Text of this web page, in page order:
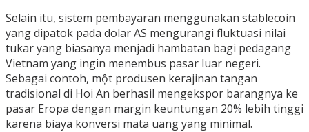
Selain itu, sistem pembayaran menggunakan stablecoin
yang dipatok pada dolar AS mengurangi fluktuasi nilai
tukar yang biasanya menjadi hambatan bagi pedagang
Vietnam yang ingin menembus pasar luar negeri.
Sebagai contoh, một produsen kerajinan tangan
tradisional di Hoi An berhasil mengekspor barangnya ke
pasar Eropa dengan margin keuntungan 20% lebih tinggi
karena biaya konversi mata uang yang minimal.